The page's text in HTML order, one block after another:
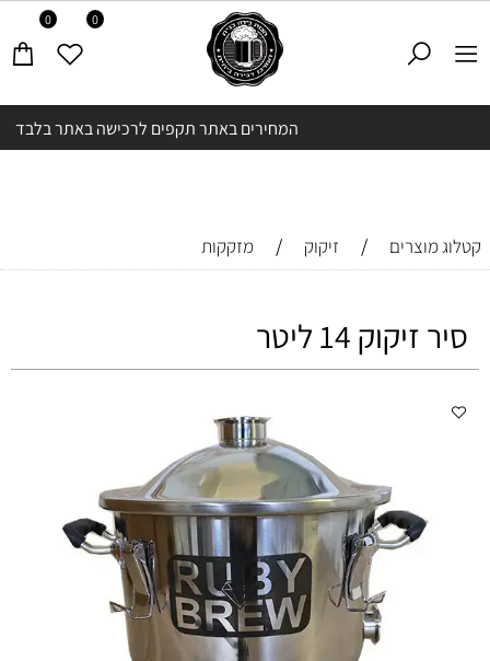
המחירים באתר תקפים לרכישה באתר בלבד
0 0
קטלוג מוצרים / זיקוק / מזקקות
סיר זיקוק 14 ליטר